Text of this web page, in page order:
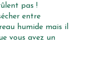
pas !
entre
humide mais il
vous avez un